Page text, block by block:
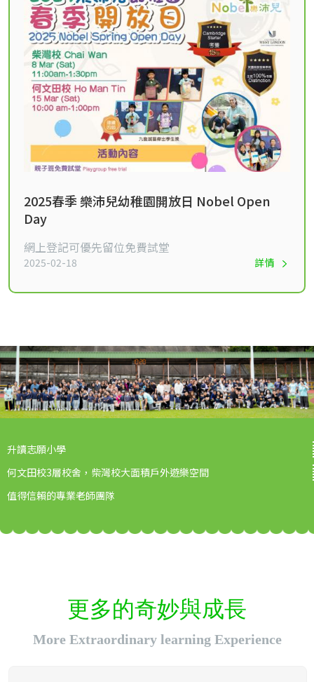
2025春季 樂沛兒幼稚園開放日 Nobel Open
Day
​網上登記可優先留位免費試堂
2025-02-18 詳情
升讀志願小學
何文田校3層校舍，柴灣校大面積戶外遊樂空間
值得信賴的專業老師團隊
更多的奇妙與成長
More Extraordinary learning Experience